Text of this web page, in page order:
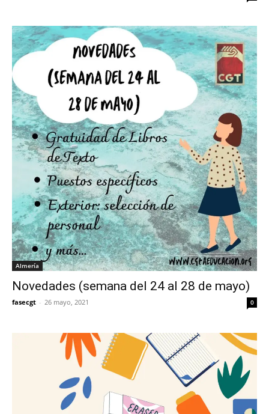
Almería
Novedades (semana del 24 al 28 de mayo)
fasecgt - 26 mayo, 2021 0